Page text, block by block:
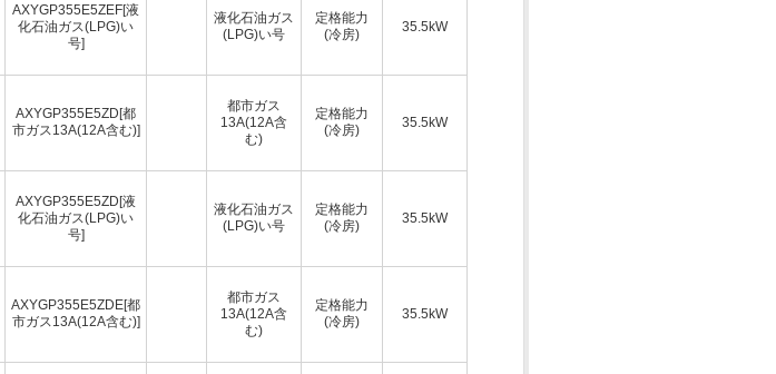
AXYGP355E5ZEF[液
化石油ガス(LPG)い
号]
液化石油ガス
(LPG)い号
定格能力
(冷房)
35.5kW
AXYGP355E5ZD[都
市ガス13A(12A含む)]
都市ガス
13A(12A含
む)
定格能力
(冷房)
35.5kW
AXYGP355E5ZD[液
化石油ガス(LPG)い
号]
液化石油ガス
(LPG)い号
定格能力
(冷房)
35.5kW
AXYGP355E5ZDE[都
市ガス13A(12A含む)]
都市ガス
13A(12A含
む)
定格能力
(冷房)
35.5kW